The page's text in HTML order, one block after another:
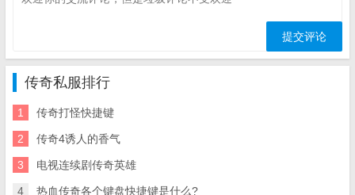
传奇私服排行
1 传奇打怪快捷键
2 传奇4诱人的香气
3 电视连续剧传奇英雄
4 热血传奇各个键盘快捷键是什么?